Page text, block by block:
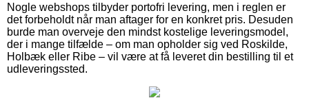
Nogle webshops tilbyder portofri levering, men i reglen er
det forbeholdt når man aftager for en konkret pris. Desuden
burde man overveje den mindst kostelige leveringsmodel,
der i mange tilfælde – om man opholder sig ved Roskilde,
Holbæk eller Ribe – vil være at få leveret din bestilling til et
udleveringssted.